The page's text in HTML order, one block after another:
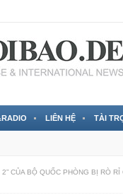
LIÊN HỆ TÀI
CỦA BỘ QUỐC PHÒNG BỊ RÒ RỈ